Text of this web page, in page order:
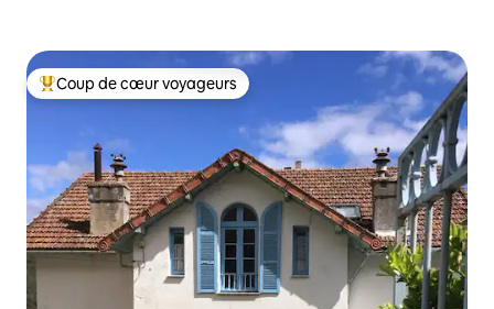
Coups de cœur voyageurs les plus appréciés
Coup de cœur voyageurs